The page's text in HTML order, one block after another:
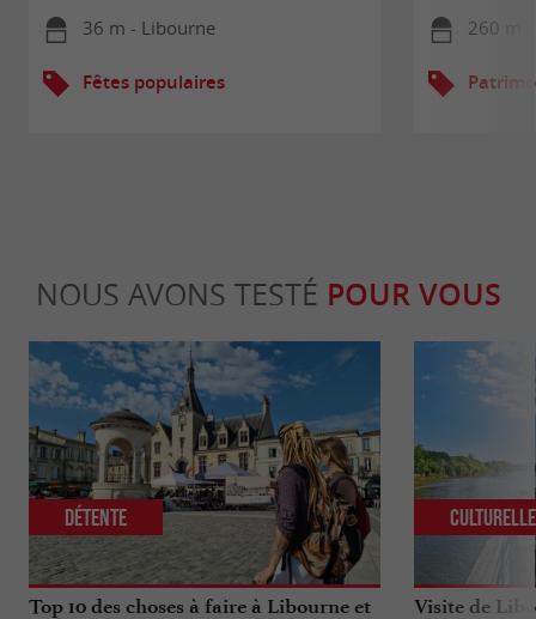
36 m - Libourne
Fêtes populaires
260 m
NOUS AVONS TESTÉ POUR VOUS
Top 10 des choses à faire à Libourne et
Détente
Visite de
Culturelle